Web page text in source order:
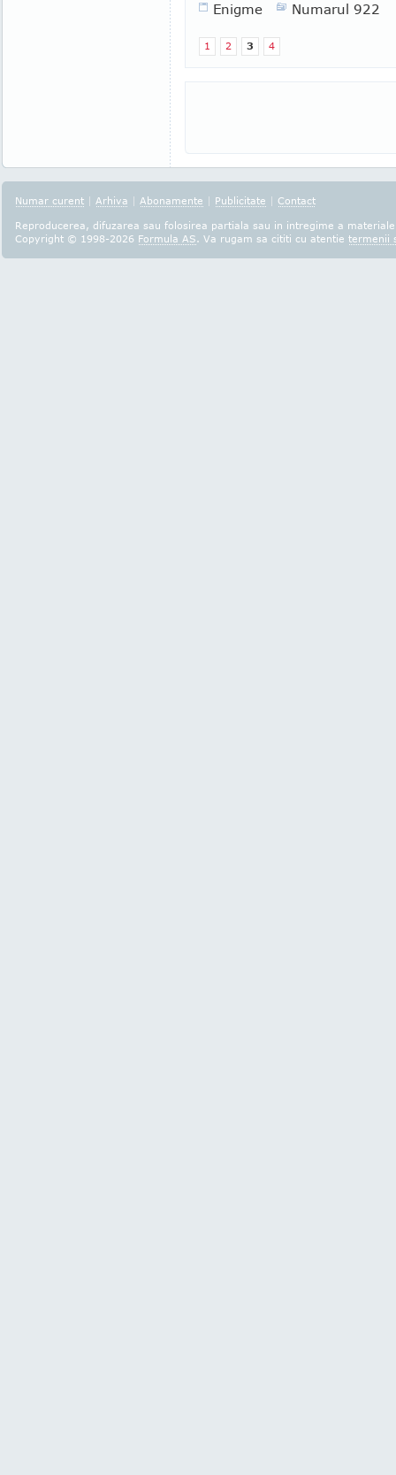
Enigme
Numarul 922
1 2 3 4
Numar curent | Arhiva | Abonamente | Publicitate | Contact
Reproducerea, difuzarea sau folosirea partiala sau in intregime a
Copyright © 1998-2026 Formula AS. Va rugam sa cititi cu atentie termenii